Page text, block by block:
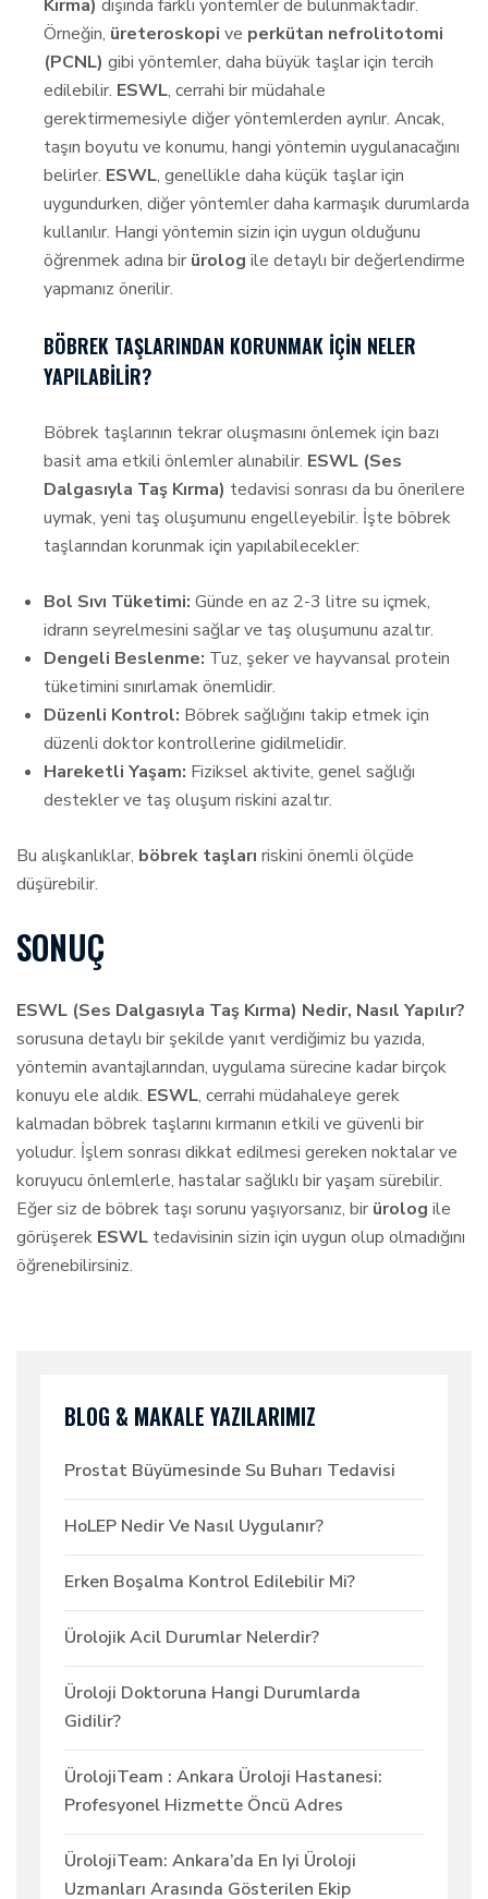
BLOG & MAKALE YAZILARIMIZ
Prostat Büyümesinde Su Buharı Tedavisi
HoLEP Nedir Ve Nasıl Uygulanır?
Erken Boşalma Kontrol Edilebilir Mi?
Ürolojik Acil Durumlar Nelerdir?
Üroloji Doktoruna Hangi Durumlarda
Gidilir?
ÜrolojiTeam : Ankara Üroloji Hastanesi:
Profesyonel Hizmette Öncü Adres
ÜrolojiTeam: Ankara’da En Iyi Üroloji
Uzmanları Arasında Gösterilen Ekip
Kırma) dışında farklı yöntemler de bulunmaktadır.
Örneğin, üreteroskopi ve perkütan nefrolitotomi
(PCNL) gibi yöntemler, daha büyük taşlar için tercih
edilebilir. ESWL, cerrahi bir müdahale
gerektirmemesiyle diğer yöntemlerden ayrılır. Ancak,
taşın boyutu ve konumu, hangi yöntemin uygulanacağını
belirler. ESWL, genellikle daha küçük taşlar için
uygundurken, diğer yöntemler daha karmaşık durumlarda
kullanılır. Hangi yöntemin sizin için uygun olduğunu
öğrenmek adına bir ürolog ile detaylı bir değerlendirme
yapmanız önerilir.
BÖBREK TAŞLARINDAN KORUNMAK İÇIN NELER
YAPILABILIR?
Böbrek taşlarının tekrar oluşmasını önlemek için bazı
basit ama etkili önlemler alınabilir. ESWL (Ses
Dalgasıyla Taş Kırma) tedavisi sonrası da bu önerilere
uymak, yeni taş oluşumunu engelleyebilir. İşte böbrek
taşlarından korunmak için yapılabilecekler:
Bol Sıvı Tüketimi: Günde en az 2-3 litre su içmek,
idrarın seyrelmesini sağlar ve taş oluşumunu azaltır.
Dengeli Beslenme: Tuz, şeker ve hayvansal protein
tüketimini sınırlamak önemlidir.
Düzenli Kontrol: Böbrek sağlığını takip etmek için
düzenli doktor kontrollerine gidilmelidir.
Hareketli Yaşam: Fiziksel aktivite, genel sağlığı
destekler ve taş oluşum riskini azaltır.
Bu alışkanlıklar, böbrek taşları riskini önemli ölçüde
düşürebilir.
SONUÇ
ESWL (Ses Dalgasıyla Taş Kırma) Nedir, Nasıl Yapılır?
sorusuna detaylı bir şekilde yanıt verdiğimiz bu yazıda,
yöntemin avantajlarından, uygulama sürecine kadar birçok
konuyu ele aldık. ESWL, cerrahi müdahaleye gerek
kalmadan böbrek taşlarını kırmanın etkili ve güvenli bir
yoludur. İşlem sonrası dikkat edilmesi gereken noktalar ve
koruyucu önlemlerle, hastalar sağlıklı bir yaşam sürebilir.
Eğer siz de böbrek taşı sorunu yaşıyorsanız, bir ürolog ile
görüşerek ESWL tedavisinin sizin için uygun olup olmadığını
öğrenebilirsiniz.